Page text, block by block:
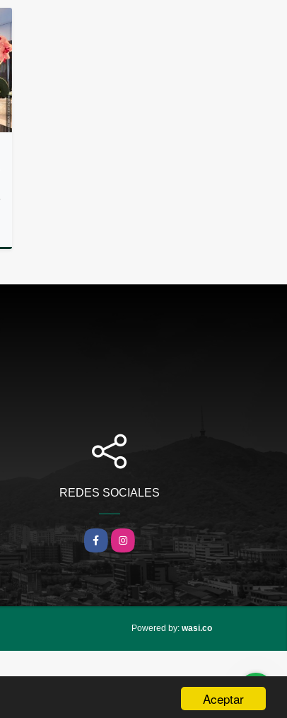
Aceptar
REDES SOCIALES
Facebook
Instagram
Powered by: wasi.co